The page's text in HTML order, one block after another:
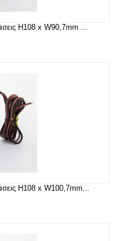
H108 x W90,7mm ...
H108 x W100,7mm...